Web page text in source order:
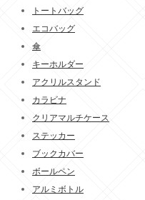
トートバッグ
エコバッグ
傘
キーホルダー
アクリルスタンド
カラビナ
クリアマルチケース
ステッカー
ブックカバー
ボールペン
アルミボトル